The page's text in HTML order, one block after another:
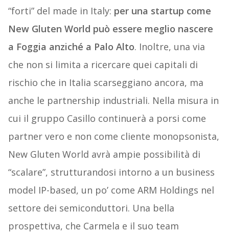
“forti” del made in Italy: per una startup come
New Gluten World può essere meglio nascere
a Foggia anziché a Palo Alto. Inoltre, una via
che non si limita a ricercare quei capitali di
rischio che in Italia scarseggiano ancora, ma
anche le partnership industriali. Nella misura in
cui il gruppo Casillo continuerà a porsi come
partner vero e non come cliente monopsonista,
New Gluten World avrà ampie possibilità di
“scalare”, strutturandosi intorno a un business
model IP-based, un po’ come ARM Holdings nel
settore dei semiconduttori. Una bella
prospettiva, che Carmela e il suo team